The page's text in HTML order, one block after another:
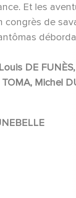
Et les
congrès de